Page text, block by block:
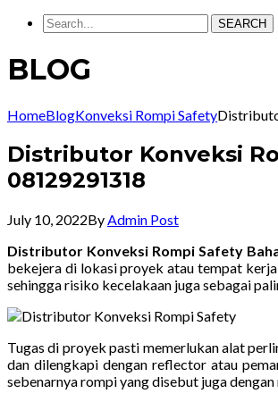
SEARCH
BLOG
HomeBlogKonveksi Rompi Safety
Distributor Konveksi
08129291318
July 10, 2022By Admin Post
Distributor Konveksi Rompi Safety
bekejera di lokasi proyek atau tempat
sehingga risiko kecelakaan juga sebagai
Tugas di proyek pasti memerlukan alat
dan dilengkapi dengan reflector atau
sebenarnya rompi yang disebut juga